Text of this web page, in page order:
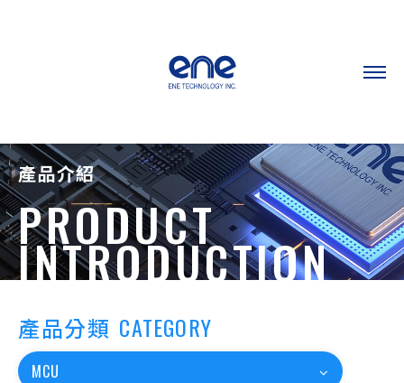
產品介紹
PRODUCT
INTRODUCTION
產品分類 CATEGORY
MCU